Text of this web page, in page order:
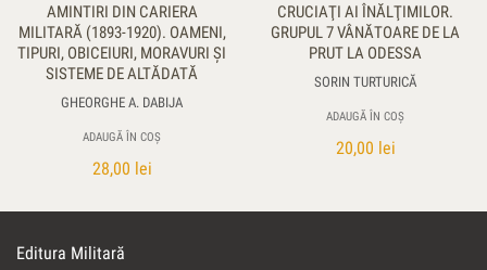
AMINTIRI DIN CARIERA
MILITARĂ (1893-1920). OAMENI,
TIPURI, OBICEIURI, MORAVURI ŞI
SISTEME DE ALTĂDATĂ
GHEORGHE A. DABIJA
ADAUGĂ ÎN COȘ
28,00 lei
CRUCIAŢI AI ÎNĂLŢIMILOR.
GRUPUL 7 VÂNĂTOARE DE LA
PRUT LA ODESSA
SORIN TURTURICĂ
ADAUGĂ ÎN COȘ
20,00 lei
Editura Militară